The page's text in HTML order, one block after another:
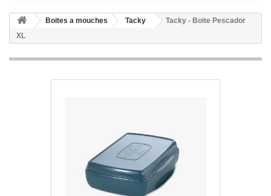
Boites a mouches Tacky
Tacky - Boite Pescador
XL